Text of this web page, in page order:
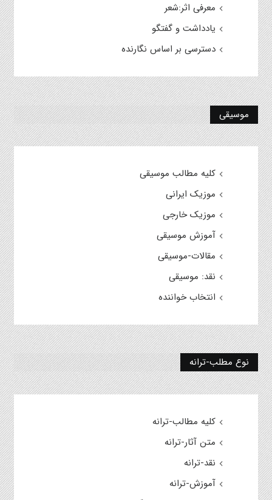
معرفی اثر:شعر
یادداشت و گفتگو
دسترسی بر اساس نگارنده
موسیقی
کلیه مطالب موسیقی
موزیک ایرانی
موزیک خارجی
آموزش موسیقی
مقالات-موسیقی
نقد: موسیقی
انتخاب خواننده
نوع مطلب-ترانه
کلیه مطالب-ترانه
متن آثار-ترانه
نقد-ترانه
آموزش-ترانه